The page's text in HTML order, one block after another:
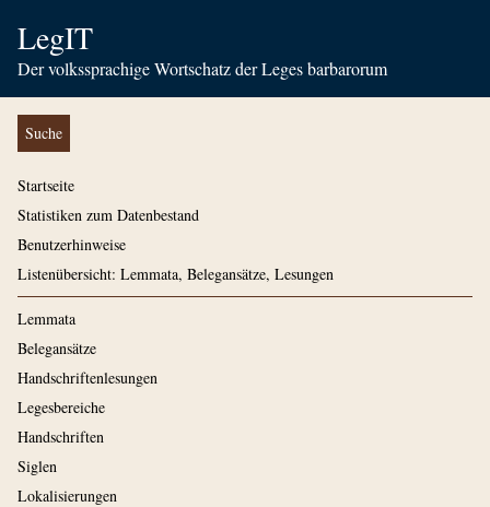
LegIT
Der volkssprachige Wortschatz der Leges barbarorum
Suche
Startseite
Statistiken zum Datenbestand
Benutzerhinweise
Listenübersicht: Lemmata, Belegansätze, Lesungen
Lemmata
Belegansätze
Handschriftenlesungen
Legesbereiche
Handschriften
Siglen
Lokalisierungen